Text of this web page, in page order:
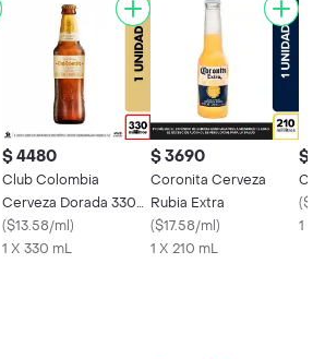
$ 4480
Club Colombia
Cerveza Dorada 330
mL
($13.58/ml)
1 X 330 mL
$ 3690
Coronita Cerveza
Rubia Extra
($17.58/ml)
1 X 210 mL
$
(
1 x